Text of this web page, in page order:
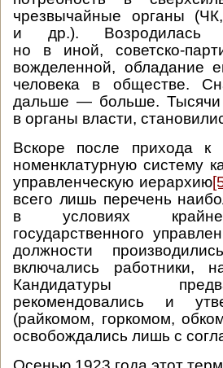
чрезвычайные органы
и др.). Возродилась
но в иной, советско-
вожделенной, обладание
человека в обществе.
дальше — больше. Тысячи
в органы власти,
Вскоре после прихода к
номенклатурную систему
управленческую иерархию
всего лишь перечень
в условиях
государственного
должности
включались работники,
Кандидатуры
рекомендовались и
(райкомом, горкомом,
освобождались лишь с